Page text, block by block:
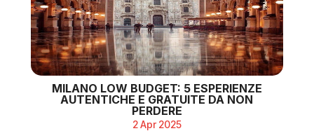
MILANO LOW BUDGET: 5 ESPERIENZE
AUTENTICHE E GRATUITE DA NON
PERDERE
2 Apr 2025